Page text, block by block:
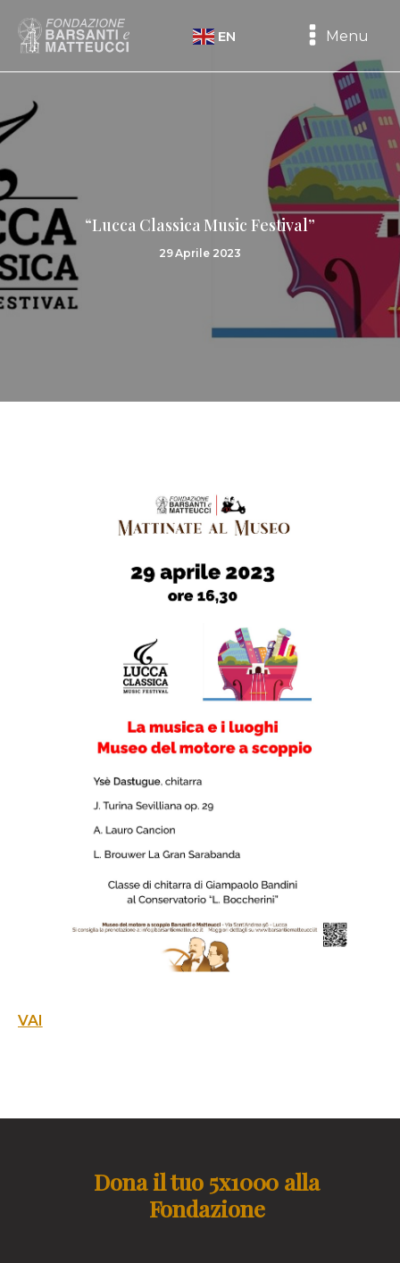
EN Menu
“Lucca Classica Music Festival”
29 Aprile 2023
VAI
Dona il tuo 5x1000 alla
Fondazione